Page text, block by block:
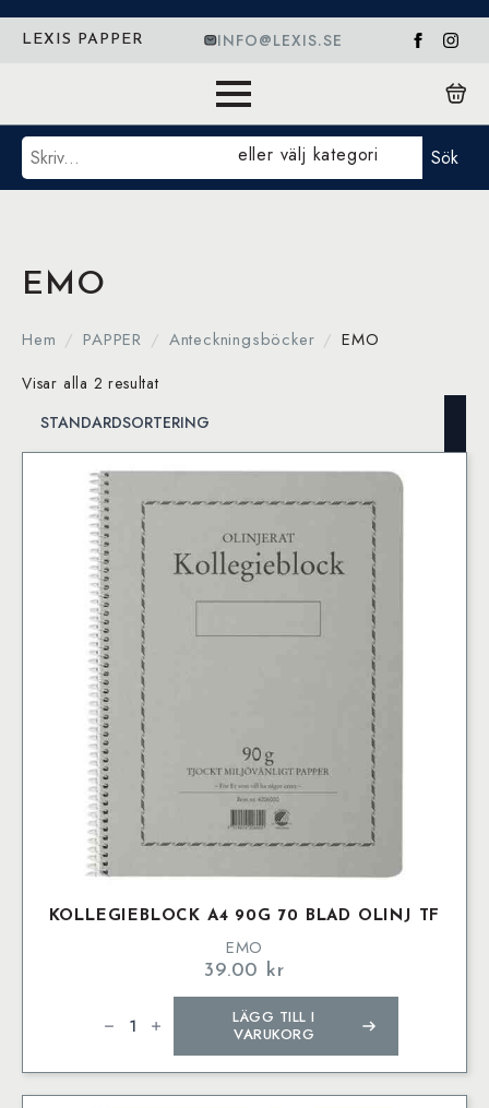
LEXIS PAPPER INFO@LEXIS.SE
Sök eller välj kategori Sök
EMO
Hem PAPPER Anteckningsböcker EMO
Visar alla 2 resultat
KOLLEGIEBLOCK A4 90G 70 BLAD OLINJ TF
EMO
39.00 kr
Kollegieblock
90g
olinj
TF
LÄGG TILL I
VARUKORG